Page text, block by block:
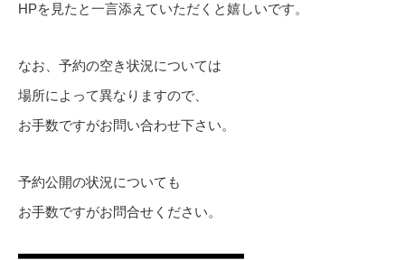
HPを見たと一言添えていただくと嬉しいです。
なお、予約の空き状況については
場所によって異なりますので、
お手数ですがお問い合わせ下さい。
予約公開の状況についても
お手数ですがお問合せください。